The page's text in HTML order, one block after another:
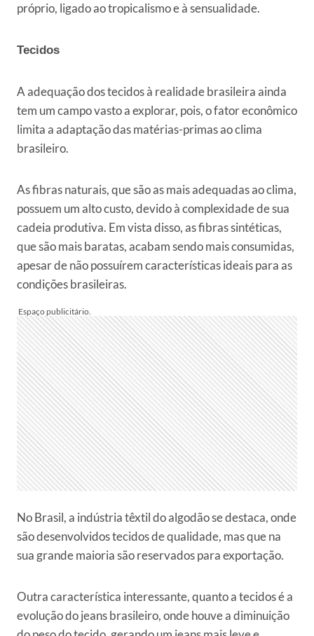
próprio, ligado ao tropicalismo e à sensualidade.
Tecidos
A adequação dos tecidos à realidade brasileira ainda
tem um campo vasto a explorar, pois, o fator econômico
limita a adaptação das matérias-primas ao clima
brasileiro.
As fibras naturais, que são as mais adequadas ao clima,
possuem um alto custo, devido à complexidade de sua
cadeia produtiva. Em vista disso, as fibras sintéticas,
que são mais baratas, acabam sendo mais consumidas,
apesar de não possuírem características ideais para as
condições brasileiras.
No Brasil, a indústria têxtil do algodão se destaca, onde
são desenvolvidos tecidos de qualidade, mas que na
sua grande maioria são reservados para exportação.
Outra característica interessante, quanto a tecidos é a
evolução do jeans brasileiro, onde houve a diminuição